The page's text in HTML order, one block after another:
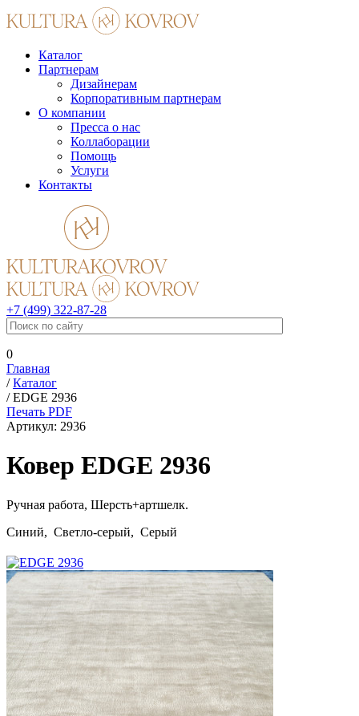
Каталог
Партнерам
Дизайнерам
Корпоративным партнерам
О компании
Пресса о нас
Коллаборации
Помощь
Услуги
Контакты
+7 (499) 322-87-28
0
Главная
/Каталог
/EDGE 2936
Печать PDF
Артикул: 2936
Ковер EDGE 2936
Ручная работа, Шерсть+артшелк.
Синий, Светло-серый, Серый